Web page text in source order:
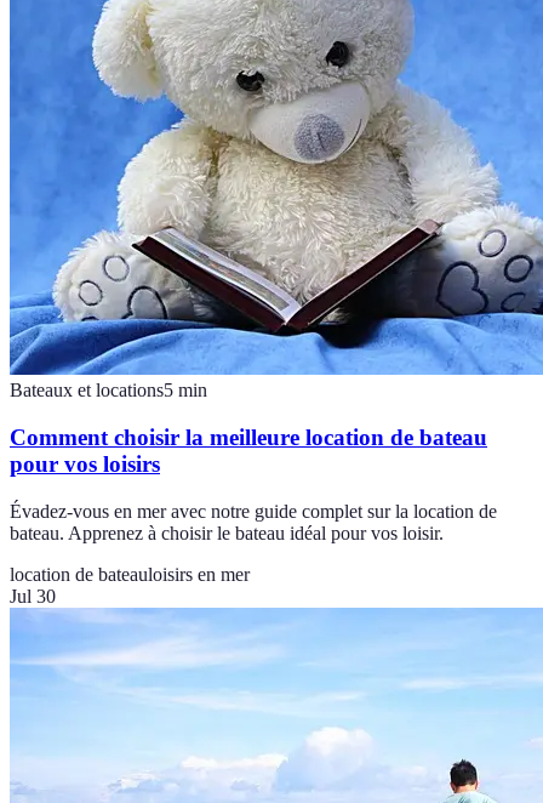
Bateaux et locations5 min
Comment choisir la meilleure location de bateau
pour vos loisirs
Évadez-vous en mer avec notre guide complet sur la location de
bateau. Apprenez à choisir le bateau idéal pour vos loisir.
location de bateauloisirs en mer
Jul 30